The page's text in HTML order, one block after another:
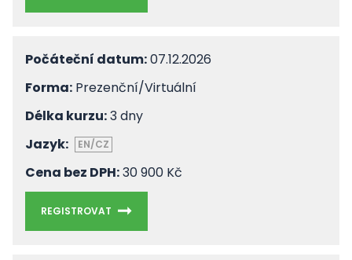
Počáteční datum:07.12.2026
Forma: Prezenční/Virtuální
Délka kurzu:3 dny
Jazyk:
EN/CZ
Cena bez DPH:30 900 Kč
REGISTROVAT